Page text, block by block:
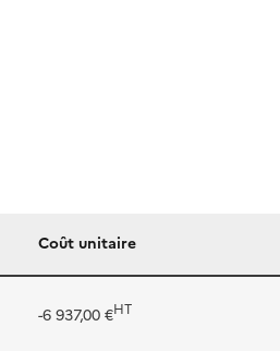
Coût unitaire
-6 937,00 €HT